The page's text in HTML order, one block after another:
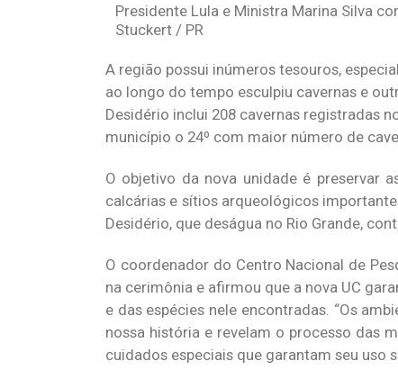
Presidente Lula e Ministra Marina Silva
Stuckert / PR
A região possui inúmeros tesouros,
ao longo do tempo esculpiu cavernas e
Desidério inclui 208 cavernas registradas
município o 24º com maior número de
O objetivo da nova unidade é preservar
calcárias e sítios arqueológicos
Desidério, que deságua no Rio Grande,
O coordenador do Centro Nacional de
na cerimônia e afirmou que a nova UC
e das espécies nele encontradas. “Os
nossa história e revelam o processo das
cuidados especiais que garantam seu uso